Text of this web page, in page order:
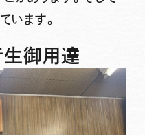
います。
御用達